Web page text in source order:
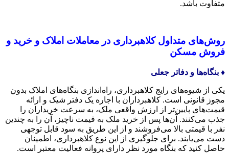
متفاوت باشد.
روش‌های متداول کلاهبرداری در معاملات املاک و خرید و
فروش مسکن
♦️ بنگاه‌ها و دفاتر جعلی
یکی از شیوه‌های رایج کلاهبرداری، راه‌اندازی بنگاه‌های املاک بدون
مجوز قانونی است. کلاهبرداران با اجاره یک دفتر شیک و ارائه
قیمت‌های پایین‌تر از ارزش واقعی ملک، به سرعت خریداران را
جذب می‌کنند. آن‌ها پس از خرید ملک به قیمت ناچیز، آن را به چندین
نفر با قیمتی بالا می‌فروشند و از این طریق به سود قابل توجهی
دست می‌یابند. برای جلوگیری از این نوع کلاهبرداری، اطمینان
حاصل کنید که بنگاه مورد نظر دارای پروانه فعالیت معتبر است.